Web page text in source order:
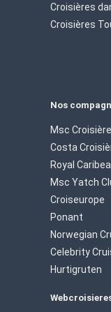
Croisières
Croisières
Nos
Msc
Costa
Royal
Msc Yatch
Croiseurope
Ponant
Norwegian
Celebrity
Hurtigruten